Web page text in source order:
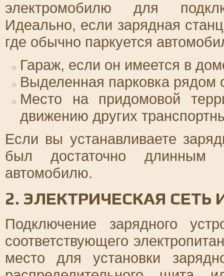
электромобилю для
Идеально, если зарядная
где обычно паркуется
Гараж, если он имеется в
Выделенная парковка рядом
Место на придомовой
движению других
Если вы устанавливаете
был достаточно длинным
автомобилю.
2. ЭЛЕКТРИЧЕСКАЯ СЕТЬ
Подключение зарядного
соответствующего
место для установки